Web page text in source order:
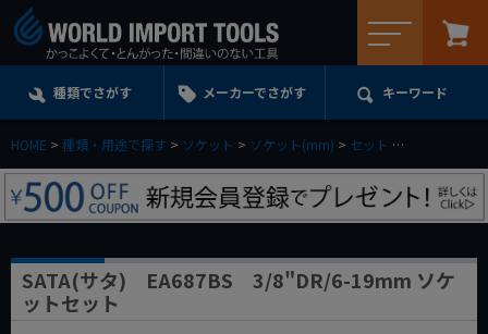
種類でさがす メーカーでさがす キーワード
HOME 種類・用途で探す ソケット ソケット(mm) セット
SATA(サタ) EA687BS 3/8"DR/6-19mm ソケ
ットセット